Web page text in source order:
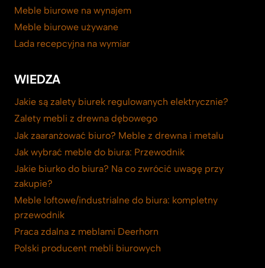
Meble biurowe na wynajem
Meble biurowe używane
Lada recepcyjna na wymiar
WIEDZA
Jakie są zalety biurek regulowanych elektrycznie?
Zalety mebli z drewna dębowego
Jak zaaranżować biuro? Meble z drewna i metalu
Jak wybrać meble do biura: Przewodnik
Jakie biurko do biura? Na co zwrócić uwagę przy
zakupie?
Meble loftowe/industrialne do biura: kompletny
przewodnik
Praca zdalna z meblami Deerhorn
Polski producent mebli biurowych